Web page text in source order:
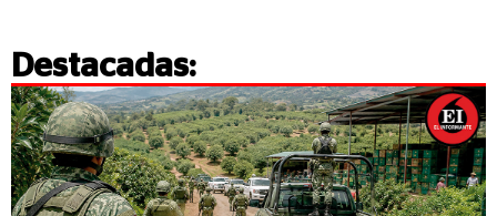
Destacadas: